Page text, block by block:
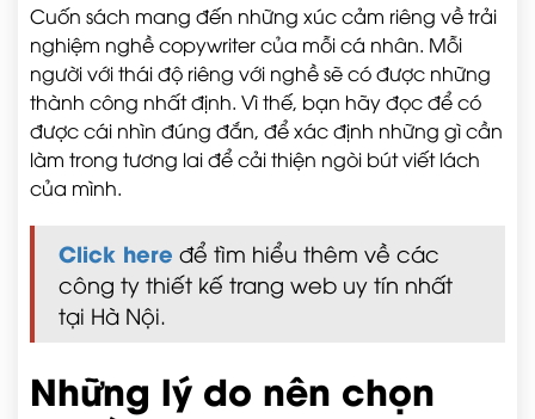
Cuốn sách mang đến những xúc cảm riêng về trải
nghiệm nghề copywriter của mỗi cá nhân. Mỗi
người với thái độ riêng với nghề sẽ có được những
thành công nhất định. Vì thế, bạn hãy đọc để có
được cái nhìn đúng đắn, để xác định những gì cần
làm trong tương lai để cải thiện ngòi bút viết lách
của mình.
Click here để tìm hiểu thêm về các
công ty thiết kế trang web uy tín nhất
tại Hà Nội.
Những lý do nên chọn